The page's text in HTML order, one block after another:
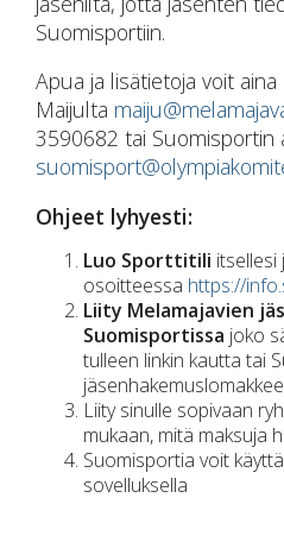
Suomisportiin.
Apua ja lisätietoja voit
Maijulta
3590682 tai Suomisportin
Ohjeet lyhyesti:
Luo Sporttitili itsellesi
osoitteessa https://
Liity Melamajavien
Suomisportissa joko
tulleen linkin kautta tai
Liity sinulle sopivaan
mukaan, mitä maksuja
Suomisportia voit
sovelluksella